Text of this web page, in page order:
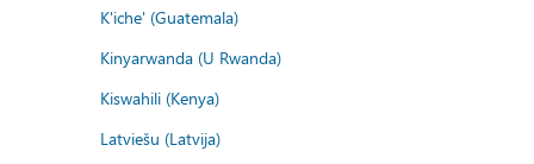
K'iche' (Guatemala)
Kinyarwanda (U Rwanda)
Kiswahili (Kenya)
Latviešu (Latvija)